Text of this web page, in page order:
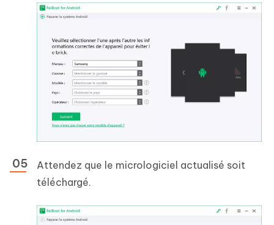
Attendez que le micrologiciel actualisé soit
téléchargé.